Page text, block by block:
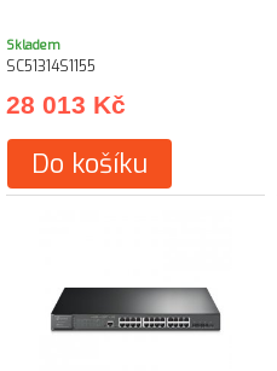
Skladem
SC51314S1155
28 013 Kč
Do košíku